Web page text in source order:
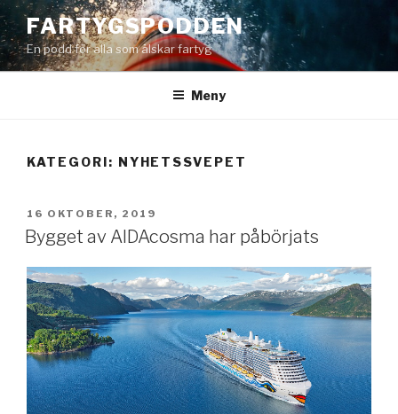
Hoppa
till
innehåll
FARTYGSPODDEN
En podd för alla som älskar fartyg
Meny
KATEGORI: NYHETSSVEPET
PUBLICERAT
16 OKTOBER, 2019
Bygget av AIDAcosma har påbörjats